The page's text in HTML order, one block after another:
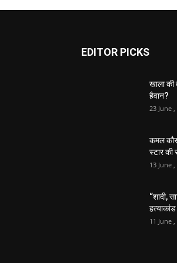
EDITOR PICKS
खाला की
हैवान?
23 June ,
कमल कौर
स्टार की
13 June
“शादी,
हत्याकांड
11 June